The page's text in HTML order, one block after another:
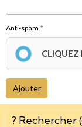
Anti-spam
CLIQUEZ
Ajouter
? Rechercher